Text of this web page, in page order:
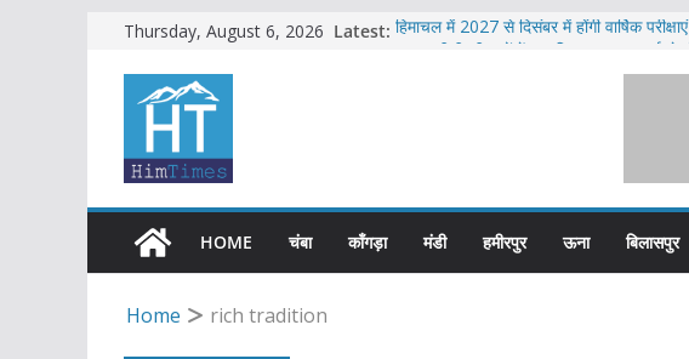
content
Thursday, August 6, 2026 Latest: हिमाचल में 2027 से दिसंबर में होंगी वार्षिक परीक्षाएं
शिमला में भाजपा का जोरदार विरोध प्रदर्शन
HOME चंबा काँगड़ा मंडी हमीरपुर ऊना बिलासपुर
Home rich tradition